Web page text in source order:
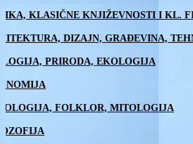
KLASIČNE KNJIŽEVNOSTI I KL.
DIZAJN, GRAĐEVINA,
PRIRODA, EKOLOGIJA
FOLKLOR, MITOLOGIJA